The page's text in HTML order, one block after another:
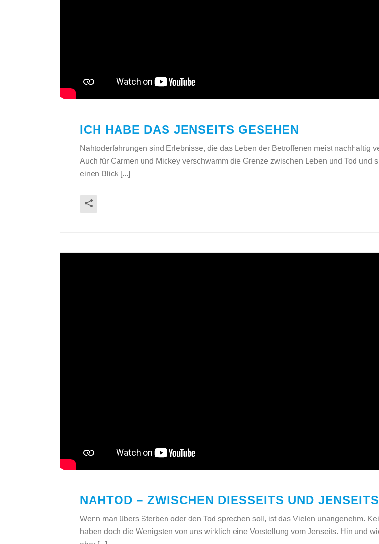
ICH HABE DAS JENSEITS GESEHEN
Nahtoderfahrungen sind Erlebnisse, die das Leben der Betroffenen meist nachhaltig
Auch für Carmen und Mickey verschwamm die Grenze zwischen Leben und Tod und
einen Blick [...]
NAHTOD – ZWISCHEN DIESSEITS UND JENSEITS
Wenn man übers Sterben oder den Tod sprechen soll, ist das Vielen unangenehm.
haben doch die Wenigsten von uns wirklich eine Vorstellung vom Jenseits. Hin und